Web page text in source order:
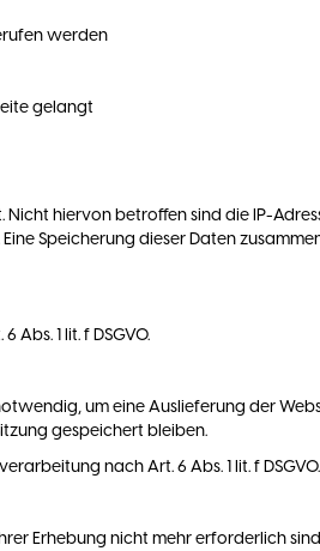
werden
gelangt
hiervon betroffen sind die IP-
Speicherung dieser Daten
1 lit. f DSGVO.
um eine Auslieferung der
gespeichert bleiben.
nach Art. 6 Abs. 1 lit. f DSGVO.
Erhebung nicht mehr erforderlich